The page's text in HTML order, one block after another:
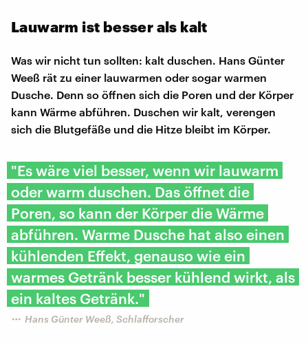
Lauwarm ist besser als kalt
Was wir nicht tun sollten: kalt duschen. Hans Günter
Weeß rät zu einer lauwarmen oder sogar warmen
Dusche. Denn so öffnen sich die Poren und der Körper
kann Wärme abführen. Duschen wir kalt, verengen
sich die Blutgefäße und die Hitze bleibt im Körper.
"Es wäre viel besser, wenn wir lauwarm
oder warm duschen. Das öffnet die
Poren, so kann der Körper die Wärme
abführen. Warme Dusche hat also einen
kühlenden Effekt, genauso wie ein
warmes Getränk besser kühlend wirkt, als
ein kaltes Getränk."
Hans Günter Weeß, Schlafforscher